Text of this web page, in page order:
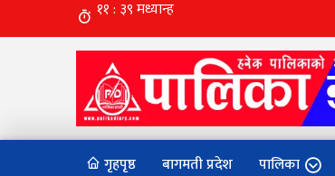
गृहपृष्ठ बागमती प्रदेश पालिका